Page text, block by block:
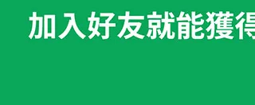
耶魯 三合一指紋/密碼/藍芽輔
鎖(YDR453A)(附基本安裝)
Yale 耶